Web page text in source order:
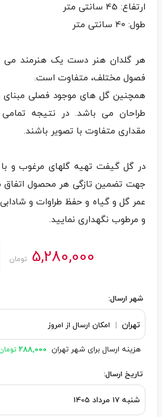
هر گلدان هنر دست یک هنرمند می
همچنین گل های موجود فصلی مبنای
طراحان می باشد. در نتیجه
در گل گیفت تهیه گلهای مرغوب و
جهت تضمین تازگی هر محصول
عمر گل و گیاه و حفظ طراوات و
و مرطوب نگهداری نمایید.
5,280,000 تومان
شهر ارسال:
تهران امکان ارسال از امروز
هزینه ارسال برای شهر تهران 288,000
تاریخ ارسال: